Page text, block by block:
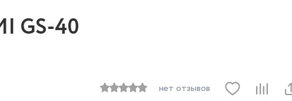
GS-40
нет отзывов